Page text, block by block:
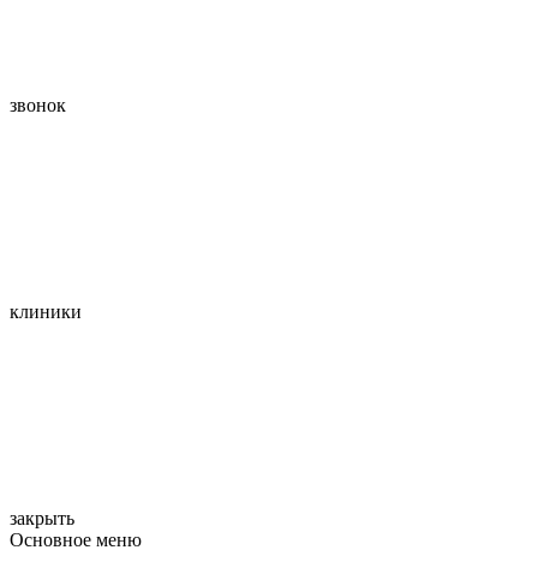
звонок
клиники
закрыть
Основное меню